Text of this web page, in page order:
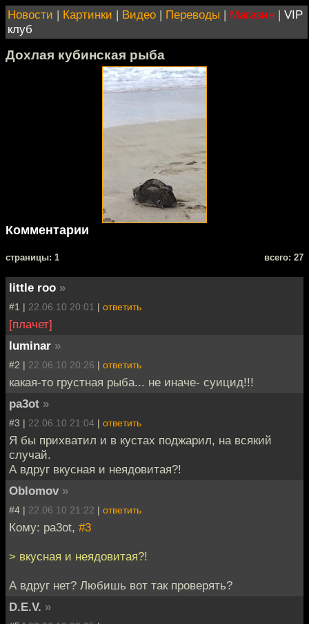
Новости | Картинки | Видео | Переводы | Магазин | VIP
клуб
Дохлая кубинская рыба
Комментарии
cтраницы: 1 всего: 27
little roo »
#1 | 22.06.10 20:01 | ответить
[плачет]
luminar »
#2 | 22.06.10 20:26 | ответить
какая-то грустная рыба... не иначе- суицид!!!
pa3ot »
#3 | 22.06.10 21:04 | ответить
Я бы прихватил и в кустах поджарил, на всякий
случай.
А вдруг вкусная и неядовитая?!
Oblomov »
#4 | 22.06.10 21:22 | ответить
Кому: pa3ot, #3
> вкусная и неядовитая?!
А вдруг нет? Любишь вот так проверять?
D.E.V. »